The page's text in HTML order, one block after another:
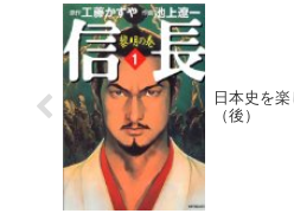
日本史を
（後）